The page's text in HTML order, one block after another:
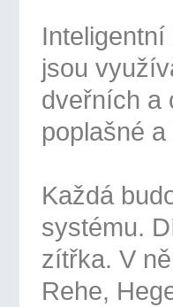
jsou
dveřních a
poplašné
Každá
systému.
zítřka. V
Rehe,